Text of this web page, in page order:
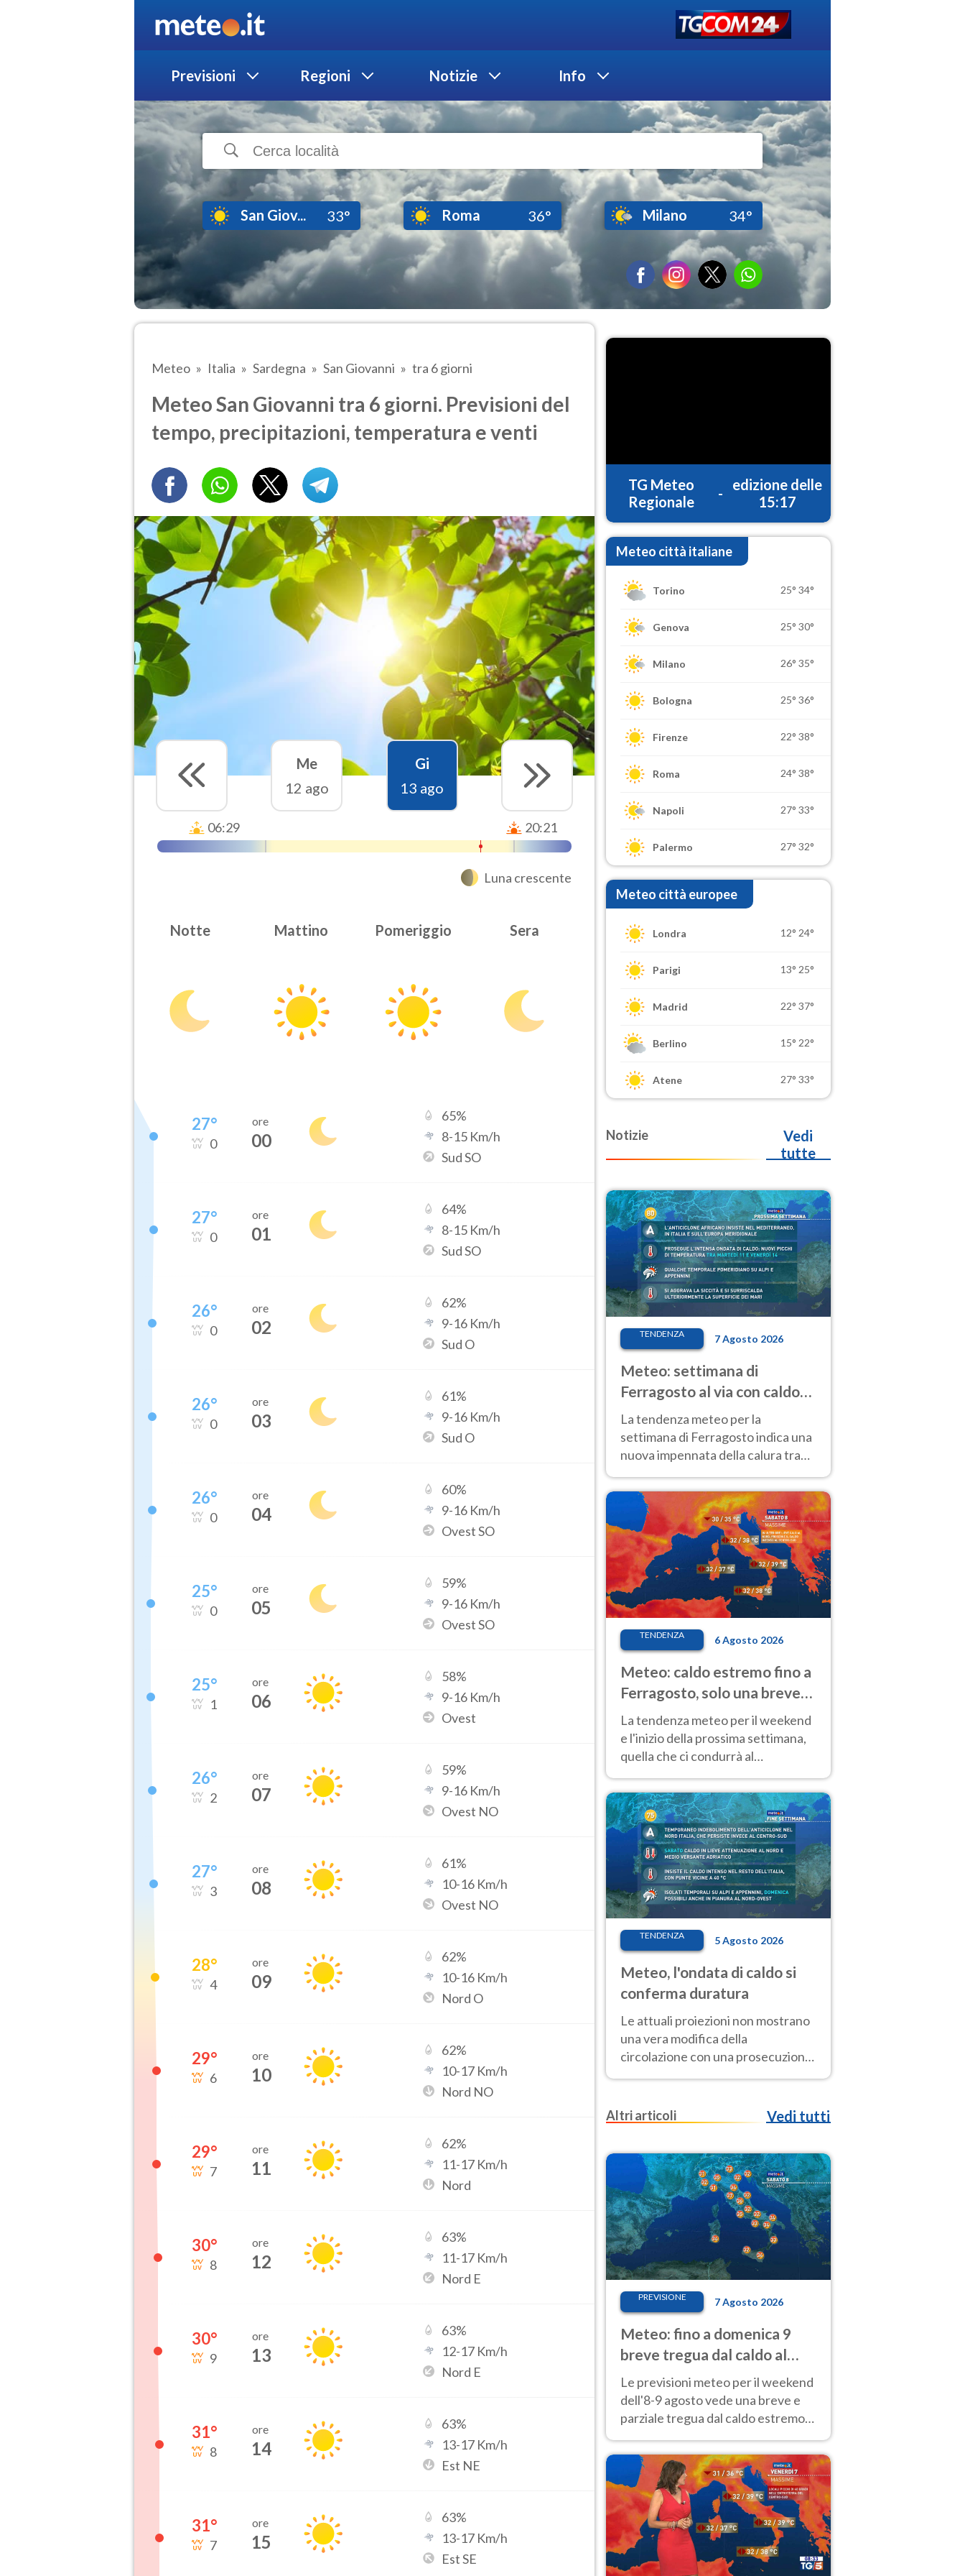
Previsioni Regioni Notizie Info
San Giov... 33° Roma 36° Milano 34°
Meteo Italia Sardegna San Giovanni tra 6 giorni
Meteo San Giovanni tra 6 giorni. Previsioni del
tempo, precipitazioni, temperatura e venti
Me
12 ago
Gi
13 ago
06:29 20:21
Luna crescente
Notte Mattino Pomeriggio Sera
27°
0
ore
00
65%
8-15 Km/h
Sud SO
27°
0
ore
01
64%
8-15 Km/h
Sud SO
26°
0
ore
02
62%
9-16 Km/h
Sud O
26°
0
ore
03
61%
9-16 Km/h
Sud O
26°
0
ore
04
60%
9-16 Km/h
Ovest SO
25°
0
ore
05
59%
9-16 Km/h
Ovest SO
25°
1
ore
06
58%
9-16 Km/h
Ovest
26°
2
ore
07
59%
9-16 Km/h
Ovest NO
27°
3
ore
08
61%
10-16 Km/h
Ovest NO
28°
4
ore
09
62%
10-16 Km/h
Nord O
29°
6
ore
10
62%
10-17 Km/h
Nord NO
29°
7
ore
11
62%
11-17 Km/h
Nord
30°
8
ore
12
63%
11-17 Km/h
Nord E
30°
9
ore
13
63%
12-17 Km/h
Nord E
31°
8
ore
14
63%
13-17 Km/h
Est NE
31°
7
ore
15
63%
13-17 Km/h
Est SE
TG Meteo
Regionale
-
edizione delle
15:17
Meteo città italiane
Torino 25° 34°
Genova 25° 30°
Milano 26° 35°
Bologna 25° 36°
Firenze 22° 38°
Roma 24° 38°
Napoli 27° 33°
Palermo 27° 32°
Meteo città europee
Londra 12° 24°
Parigi 13° 25°
Madrid 22° 37°
Berlino 15° 22°
Atene 27° 33°
Notizie
Vedi
tutte
TENDENZA 7 Agosto 2026
Meteo: settimana di
Ferragosto al via con caldo
intenso e qualche temporale
La tendenza meteo per la
settimana di Ferragosto indica una
nuova impennata della calura tra
anche al Nord.
TENDENZA 6 Agosto 2026
Meteo: caldo estremo fino a
Ferragosto, solo una breve
pausa. Ecco dove
La tendenza meteo per il weekend
e l'inizio della prossima settimana,
quella che ci condurrà al
temperature molto elevate
TENDENZA 5 Agosto 2026
Meteo, l'ondata di caldo si
conferma duratura
Le attuali proiezioni non mostrano
una vera modifica della
circolazione con una prosecuzione
del caldo fuori scala per molti
Ferragosto
Altri articoli Vedi tutti
PREVISIONE 7 Agosto 2026
Meteo: fino a domenica 9
breve tregua dal caldo al
Nord! Altrove calura e afa
Le previsioni meteo per il weekend
dell'8-9 agosto vede una breve e
parziale tregua dal caldo estremo
40 gradi.